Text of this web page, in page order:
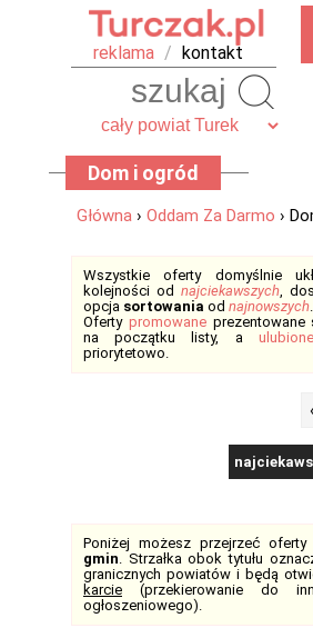
reklama / kontakt
Dom i ogród
Główna › Oddam Za Darmo ›
Wszystkie oferty domyślnie
kolejności od najciekawszych,
opcja sortowania od najnowszych.
Oferty promowaneprezentowane
na początku listy, a ulubione
priorytetowo.
Poniżej możesz przejrzeć
gmin. Strzałka obok tytułu
granicznych powiatów i będą
karcie (przekierowanie do
ogłoszeniowego).